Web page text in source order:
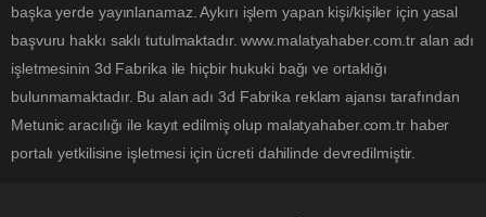
başka yerde yayınlanamaz. Aykırı işlem yapan kişi/kişiler için yasal
başvuru hakkı saklı tutulmaktadır. www.malatyahaber.com.tr alan adı
işletmesinin 3d Fabrika ile hiçbir hukuki bağı ve ortaklığı
bulunmamaktadır. Bu alan adı 3d Fabrika reklam ajansı tarafından
Metunic aracılığı ile kayıt edilmiş olup malatyahaber.com.tr haber
portalı yetkilisine işletmesi için ücreti dahilinde devredilmiştir.